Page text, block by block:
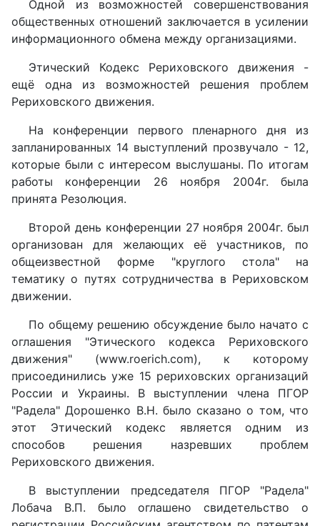
Одной из возможностей совершенствования
общественных отношений заключается в усилении
информационного обмена между организациями.
Этический Кодекс Рериховского движения -
ещё одна из возможностей решения проблем
Рериховского движения.
На конференции первого пленарного дня из
запланированных 14 выступлений прозвучало - 12,
которые были с интересом выслушаны. По итогам
работы конференции 26 ноября 2004г. была
принята Резолюция.
Второй день конференции 27 ноября 2004г. был
организован для желающих её участников, по
общеизвестной форме "круглого стола" на
тематику о путях сотрудничества в Рериховском
движении.
По общему решению обсуждение было начато с
оглашения "Этического кодекса Рериховского
движения" (www.roerich.com), к которому
присоединились уже 15 рериховских организаций
России и Украины. В выступлении члена ПГОР
"Радела" Дорошенко В.Н. было сказано о том, что
этот Этический кодекс является одним из
способов решения назревших проблем
Рериховского движения.
В выступлении председателя ПГОР "Радела"
Лобача В.П. было оглашено свидетельство о